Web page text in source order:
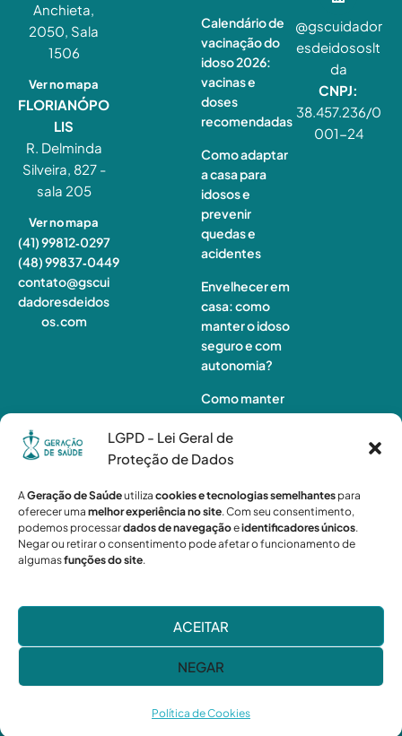
LGPD - Lei Geral de
Proteção de Dados
AGeração de Saúdeutiliza cookies e tecnologias semelhantes para
oferecer uma melhor experiência no site. Com seu consentimento,
podemos processardados de navegaçãoeidentificadores únicos.
Negar ou retirar o consentimento pode afetar o funcionamento de
algumasfunções do site.
ACEITAR
NEGAR
Política de Cookies
Anchieta,
2050, Sala
1506
Ver no mapa
FLORIANÓPO
LIS
R. Delminda
Silveira, 827 -
sala 205
Ver no mapa
(41) 99812‑0297
(48) 99837‑0449
contato@gscui
dadoresdeidos
os.com
Calendário de
vacinação do
idoso 2026:
vacinas e
doses
recomendadas
Como adaptar
a casa para
idosos e
prevenir
quedas e
acidentes
Envelhecer em
casa: como
manter o idoso
seguro e com
autonomia?
Como manter
o idoso ativo
em casa e
preservar sua
Monitorament
o de idosos à
distância:
é suficiente?
@gscuidador
esdeidososlt
da
CNPJ:
38.457.236/0
001-24